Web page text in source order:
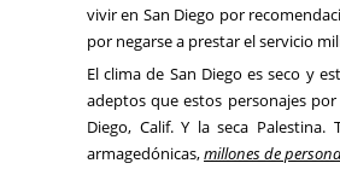
vivir en San Diego por
por negarse a prestar el servicio
El clima de San Diego es seco y
adeptos que estos personajes
Diego, Calif. Y la seca
armagedónicas,millones de